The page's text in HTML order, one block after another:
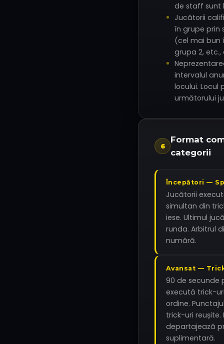
de staff sunt
Jucătorii
în grupe prin
(cel mai bun
grupa 2, etc.,
intervalul
locului. Locul
următorului
6
Format
categorii
Începători —
Jucătorii
simultan din
iese. Ultimul
runda. Arbitrul
numără.
Avansat —
90 de secunde
execută trick-
ordine.
trick-uri reușite.
departajează
suplimentară.